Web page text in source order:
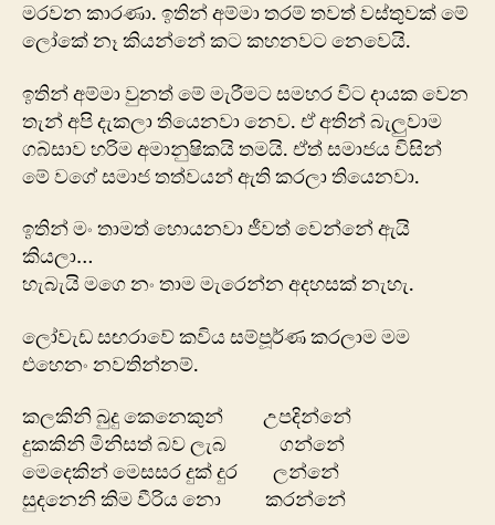
මරවන කාරණා. ඉතින් අම්මා තරම් තවත් වස්තුවක් මේ
ලෝකේ නෑ කියන්නේ කට කහනවට නෙවෙයි.
ඉතින් අම්මා වුනත් මේ මැරීමට සමහර විට දායක වෙන
තැන් අපි දැකලා තියෙනවා නෙව. ඒ අතින් බැලුවාම
ගබ්සාව හරිම අමානුෂිකයි තමයි. ඒත් සමාජය විසින්
මේ වගේ සමාජ තත්වයන් ඇති කරලා තියෙනවා.
ඉතින් මං තාමත් හොයනවා ජීවත් වෙන්නේ ඇයි
කියලා…
හැබැයි මගෙ නං තාම මැරෙන්න අදහසක් නැහැ.
ලෝවැඩ සඟර‍ාවේ කවිය සම්පූර්ණ කරලාම මම
එහෙනං නවතින්නම්.
කලකිනි බුදු කෙනෙකුන් උපදින්නේ
දුකකිනි මිනිසත් බව ලැබ ගන්නේ
මෙදෙකින් මෙසසර දුක් දුර ලන්නේ
සුදනෙනි කිම වීරිය නො කරන්නේ